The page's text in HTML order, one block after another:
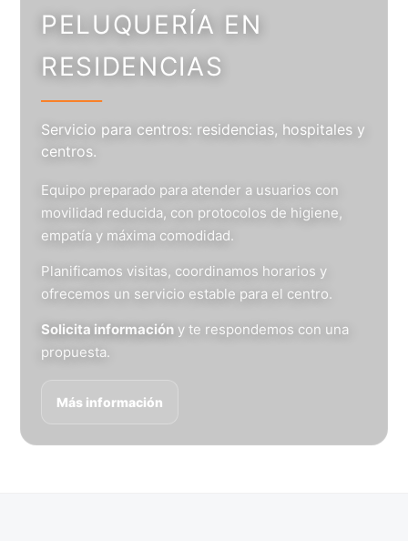
PELUQUERÍA EN
RESIDENCIAS
Servicio para centros: residencias, hospitales y
centros.
Equipo preparado para atender a usuarios con
movilidad reducida, con protocolos de higiene,
empatía y máxima comodidad.
Planificamos visitas, coordinamos horarios y
ofrecemos un servicio estable para el centro.
Solicita información y te respondemos con una
propuesta.
Más información